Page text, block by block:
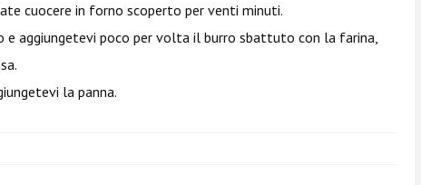
cuocere in forno scoperto per venti minuti.
aggiungetevi poco per volta il burro sbattuto con la farina,
la panna.